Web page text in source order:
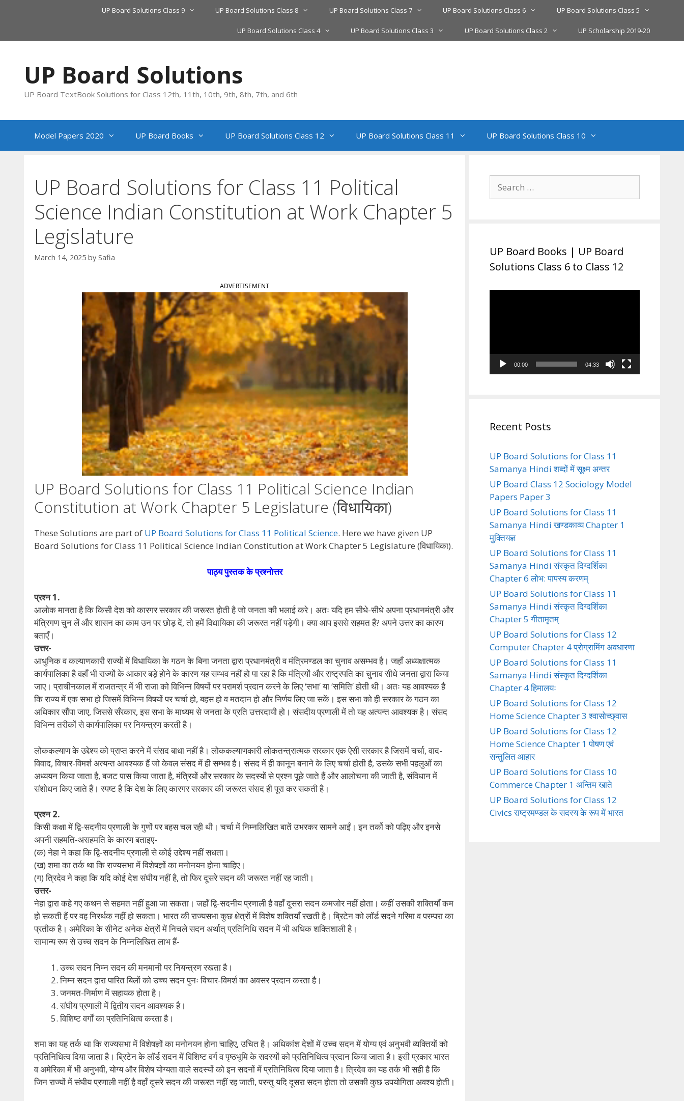
UP Board Solutions Class 9 UP Board Solutions Class 8 UP Board Solutions Class 7 UP Board Solutions Class 6 UP Board Solutions Class 5
UP Board Solutions Class 4 UP Board Solutions Class 3 UP Board Solutions Class 2 UP Scholarship 2019-20
UP Board Solutions
UP Board TextBook Solutions for Class 12th, 11th, 10th, 9th, 8th, 7th, and 6th
Model Papers 2020 UP Board Books UP Board Solutions Class 12 UP Board Solutions Class 11 UP Board Solutions Class 10
UP Board Solutions for Class 11 Political
Science Indian Constitution at Work Chapter 5
Legislature
March 14, 2025 by Safia
ADVERTISEMENT
UP Board Solutions for Class 11 Political Science Indian
Constitution at Work Chapter 5 Legislature (विधायिका)
These Solutions are part of UP Board Solutions for Class 11 Political Science. Here we have given UP
Board Solutions for Class 11 Political Science Indian Constitution at Work Chapter 5 Legislature (विधायिका).
पाठ्य पुस्तक के प्रश्नोत्तर
प्रश्न 1.
आलोक मानता है कि किसी देश को कारगर सरकार की जरूरत होती है जो जनता की भलाई करे। अतः यदि हम सीधे-सीधे अपना प्रधानमंत्री और
मंत्रिगण चुन लें और शासन का काम उन पर छोड़ दें, तो हमें विधायिका की जरूरत नहीं पड़ेगी। क्या आप इससे सहमत हैं? अपने उत्तर का कारण
बताएँ।
उत्तर-
आधुनिक व कल्याणकारी राज्यों में विधायिका के गठन के बिना जनता द्वारा प्रधानमंत्री व मंत्रिमण्डल का चुनाव असम्भव है। जहाँ अध्यक्षात्मक
कार्यपालिका है वहाँ भी राज्यों के आकार बड़े होने के कारण यह सम्भव नहीं हो पा रहा है कि मंत्रियों और राष्ट्रपति का चुनाव सीधे जनता द्वारा किया
जाए। प्राचीनकाल में राजतन्त्र में भी राजा को विभिन्न विषयों पर परामर्श प्रदान करने के लिए ‘सभा’ या ‘समिति’ होती थी। अतः यह आवश्यक है
कि राज्य में एक सभा हो जिसमें विभिन्न विषयों पर चर्चा हो, बहस हो व मतदान हो और निर्णय लिए जा सकें। इस सभा को ही सरकार के गठन का
अधिकार सौंपा जाए, जिससे सँरकार, इस सभा के माध्यम से जनता के प्रति उत्तरदायी हो। संसदीय प्रणाली में तो यह अत्यन्त आवश्यक है। संसद
विभिन्न तरीकों से कार्यपालिका पर नियन्त्रण करती है।
लोककल्याण के उद्देश्य को प्राप्त करने में संसद बाधा नहीं है। लोककल्याणकारी लोकतन्त्रात्मक सरकार एक ऐसी सरकार है जिसमें चर्चा, वाद-
विवाद, विचार-विमर्श अत्यन्त आवश्यक हैं जो केवल संसद में ही सम्भव है। संसद में ही कानून बनाने के लिए चर्चा होती है, उसके सभी पहलुओं का
अध्ययन किया जाता है, बजट पास किया जाता है, मंत्रियों और सरकार के सदस्यों से प्रश्न पूछे जाते हैं और आलोचना की जाती है, संविधान में
संशोधन किए जाते हैं। स्पष्ट है कि देश के लिए कारगर सरकार की जरूरत संसद ही पूरा कर सकती है।
प्रश्न 2.
किसी कक्षा में द्वि-सदनीय प्रणाली के गुणों पर बहस चल रही थी। चर्चा में निम्नलिखित बातें उभरकर सामने आईं। इन तर्को को पढ़िए और इनसे
अपनी सहमति-असहमति के कारण बताइए-
(क) नेहा ने कहा कि द्वि-सदनीय प्रणाली से कोई उद्देश्य नहीं सधता।
(ख) शमा का तर्क था कि राज्यसभा में विशेषज्ञों का मनोनयन होना चाहिए।
(ग) त्रिदेव ने कहा कि यदि कोई देश संघीय नहीं है, तो फिर दूसरे सदन की जरूरत नहीं रह जाती।
उत्तर-
नेहा द्वारा कहे गए कथन से सहमत नहीं हुआ जा सकता। जहाँ द्वि-सदनीय प्रणाली है वहाँ दूसरा सदन कमजोर नहीं होता। कहीं उसकी शक्तियाँ कम
हो सकती हैं पर वह निरर्थक नहीं हो सकता। भारत की राज्यसभा कुछ क्षेत्रों में विशेष शक्तियाँ रखती है। ब्रिटेन को लॉर्ड सदने गरिमा व परम्परा का
प्रतीक है। अमेरिका के सीनेट अनेक क्षेत्रों में निचले सदन अर्थात् प्रतिनिधि सदन में भी अधिक शक्तिशाली है।
सामान्य रूप से उच्च सदन के निम्नलिखित लाभ हैं-
उच्च सदन निम्न सदन की मनमानी पर नियन्त्रण रखता है।
निम्न सदन द्वारा पारित बिलों को उच्च सदन पुनः विचार-विमर्श का अवसर प्रदान करता है।
जनमत-निर्माण में सहायक होता है।
संघीय प्रणाली में द्वितीय सदन आवश्यक है।
विशिष्ट वर्गों का प्रतिनिधित्व करता है।
शमा का यह तर्क था कि राज्यसभा में विशेषज्ञों का मनोनयन होना चाहिए, उचित है। अधिकांश देशों में उच्च सदन में योग्य एवं अनुभवी व्यक्तियों को
प्रतिनिधित्व दिया जाता है। ब्रिटेन के लॉर्ड सदन में विशिष्ट वर्ग व पृष्ठभूमि के सदस्यों को प्रतिनिधित्व प्रदान किया जाता है। इसी प्रकार भारत
व अमेरिका में भी अनुभवी, योग्य और विशेष योग्यता वाले सदस्यों को इन सदनों में प्रतिनिधित्व दिया जाता है। त्रिदेव का यह तर्क भी सही है कि
जिन राज्यों में संघीय प्रणाली नहीं है वहाँ दूसरे सदन की जरूरत नहीं रह जाती, परन्तु यदि दूसरा सदन होता तो उसकी कुछ उपयोगिता अवश्य होती।
for:
UP Board Books | UP Board
Solutions Class 6 to Class 12
00:00 04:33
Recent Posts
UP Board Solutions for Class 11
Samanya Hindi शब्दों में सूक्ष्म अन्तर
UP Board Class 12 Sociology Model
Papers Paper 3
UP Board Solutions for Class 11
Samanya Hindi खण्डकाव्य Chapter 1
मुक्तियज्ञ
UP Board Solutions for Class 11
Samanya Hindi संस्कृत दिग्दर्शिका
Chapter 6 लोभ: पापस्य करणम्
UP Board Solutions for Class 11
Samanya Hindi संस्कृत दिग्दर्शिका
Chapter 5 गीतामृतम्
UP Board Solutions for Class 12
Computer Chapter 4 प्रोग्रामिंग अवधारणा
UP Board Solutions for Class 11
Samanya Hindi संस्कृत दिग्दर्शिका
Chapter 4 हिमालयः
UP Board Solutions for Class 12
Home Science Chapter 3 श्वासोच्छ्वास
UP Board Solutions for Class 12
Home Science Chapter 1 पोषण एवं
सन्तुलित आहार
UP Board Solutions for Class 10
Commerce Chapter 1 अन्तिम खाते
UP Board Solutions for Class 12
Civics राष्ट्रमण्डल के सदस्य के रूप में भारत